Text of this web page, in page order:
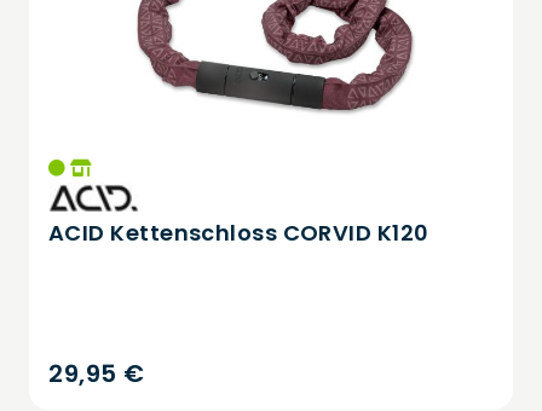
ACID Kettenschloss CORVID K120
29,95 €